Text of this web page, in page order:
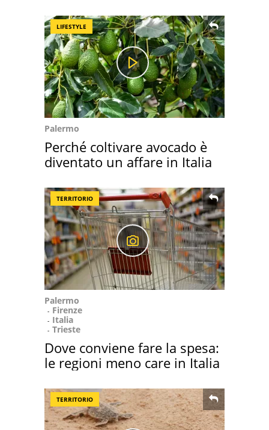
LIFESTYLE
Palermo
Perché coltivare avocado è
diventato un affare in Italia
TERRITORIO
Palermo
Firenze
Italia
Trieste
Dove conviene fare la spesa:
le regioni meno care in Italia
TERRITORIO